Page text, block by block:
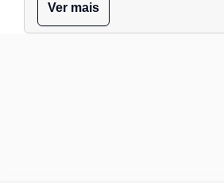
Ver mais